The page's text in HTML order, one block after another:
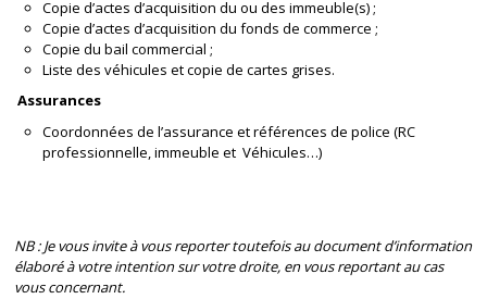
Copie d’actes d’acquisition du ou des immeuble(s) ;
Copie d’actes d’acquisition du fonds de commerce ;
Copie du bail commercial ;
Liste des véhicules et copie de cartes grises.
Assurances
Coordonnées de l’assurance et références de police (RC
professionnelle, immeuble et Véhicules…)
NB : Je vous invite à vous reporter toutefois au document d’information
élaboré à votre intention sur votre droite, en vous reportant au cas
vous concernant.